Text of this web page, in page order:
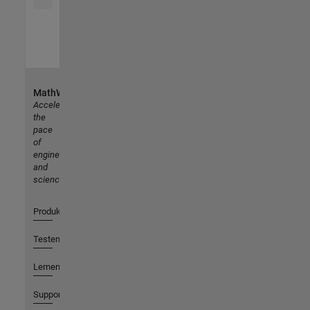
MathWorks
Accelerating
the
pace
of
engineering
and
science
Produkte
Testen oder Kaufen
Lernen
Support